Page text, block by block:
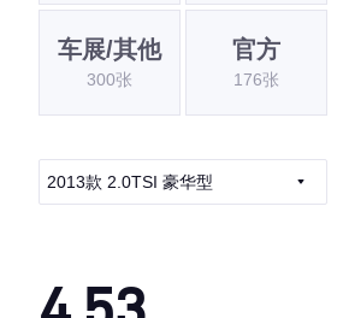
车展/其他
300张
官方
176张
2013款 2.0TSI 豪华型